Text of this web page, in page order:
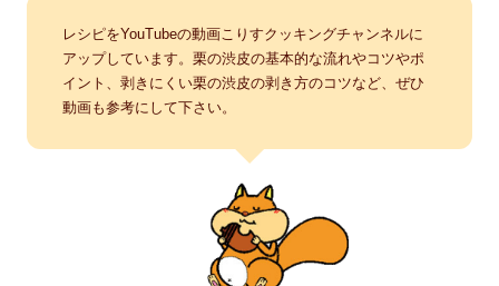
レシピをYouTubeの動画こりすクッキングチャンネルに
アップしています。栗の渋皮の基本的な流れやコツやポ
イント、剥きにくい栗の渋皮の剥き方のコツなど、ぜひ
動画も参考にして下さい。